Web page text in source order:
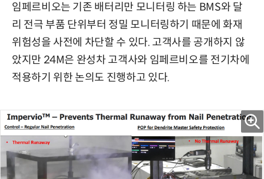
임페르비오는 기존 배터리만 모니터링 하는 BMS와 달
리 전극 부품 단위부터 정밀 모니터링하기 때문에 화재
위험성을 사전에 차단할 수 있다. 고객사를 공개하지 않
았지만 24M은 완성차 고객사와 임페르비오를 전기차에
적용하기 위한 논의도 진행하고 있다.